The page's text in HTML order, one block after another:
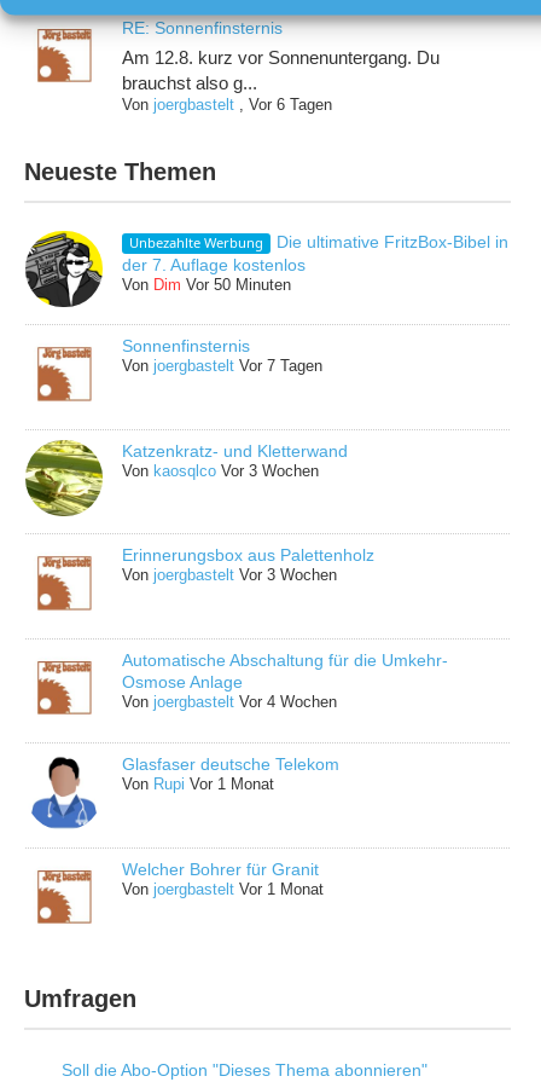
RE: Sonnenfinsternis
Am 12.8. kurz vor Sonnenuntergang. Du
brauchst also g...
Vonjoergbastelt ,Vor 6 Tagen
Neueste Themen
Unbezahlte Werbung
Die ultimative FritzBox-Bibel in
der 7. Auflage kostenlos
Von Dim Vor 50 Minuten
Sonnenfinsternis
Vonjoergbastelt Vor 7 Tagen
Katzenkratz- und Kletterwand
Vonkaosqlco Vor 3 Wochen
Erinnerungsbox aus Palettenholz
Vonjoergbastelt Vor 3 Wochen
Automatische Abschaltung für die Umkehr-
Osmose Anlage
Vonjoergbastelt Vor 4 Wochen
Glasfaser deutsche Telekom
Von Rupi Vor 1 Monat
Welcher Bohrer für Granit
Vonjoergbastelt Vor 1 Monat
Umfragen
Soll die Abo-Option "Dieses Thema abonnieren"